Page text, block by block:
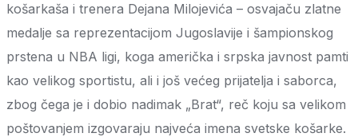
košarkaša i trenera Dejana Milojevića – osvajaču zlatne
medalje sa reprezentacijom Jugoslavije i šampionskog
prstena u NBA ligi, koga američka i srpska javnost pamti
kao velikog sportistu, ali i još većeg prijatelja i saborca,
zbog čega je i dobio nadimak „Brat“, reč koju sa velikom
poštovanjem izgovaraju najveća imena svetske košarke.